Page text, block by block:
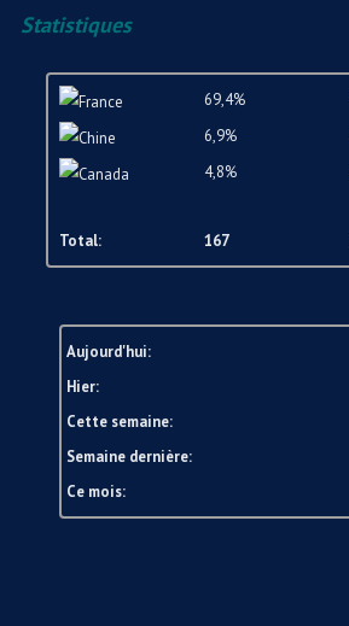
Statistiques
69,4%
6,9%
4,8%
Total: 167
Aujourd'hui:
Hier:
Cette semaine:
Semaine dernière:
Ce mois: